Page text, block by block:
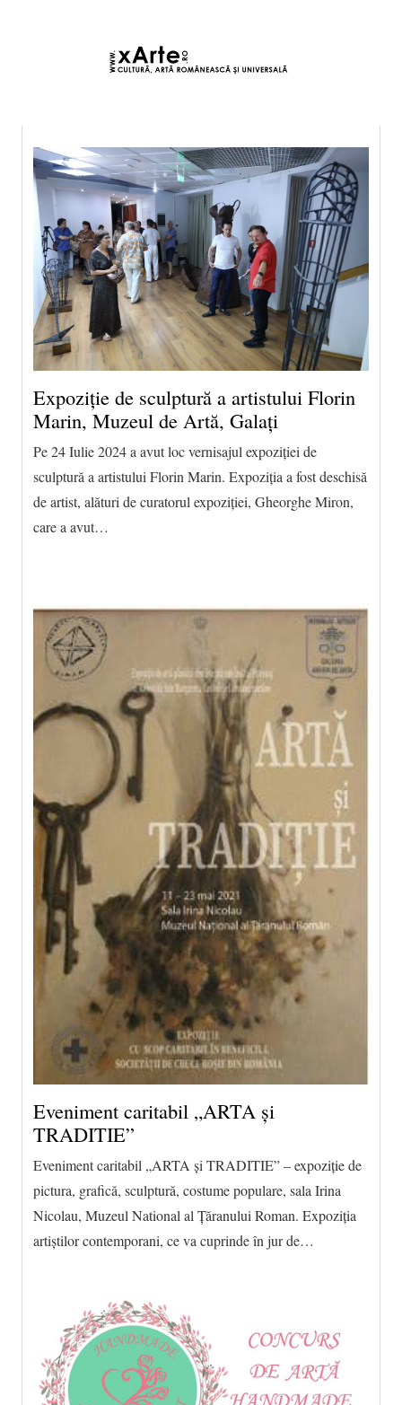
Expoziție de sculptură a artistului Florin
Marin, Muzeul de Artă, Galați
Pe 24 Iulie 2024 a avut loc vernisajul expoziției de
sculptură a artistului Florin Marin. Expoziția a fost deschisă
de artist, alături de curatorul expoziției, Gheorghe Miron,
care a avut…
Eveniment caritabil „ARTA și
TRADITIE”
Eveniment caritabil „ARTA și TRADITIE” – expoziție de
pictura, grafică, sculptură, costume populare, sala Irina
Nicolau, Muzeul National al Țăranului Roman. Expoziția
artiștilor contemporani, ce va cuprinde în jur de…